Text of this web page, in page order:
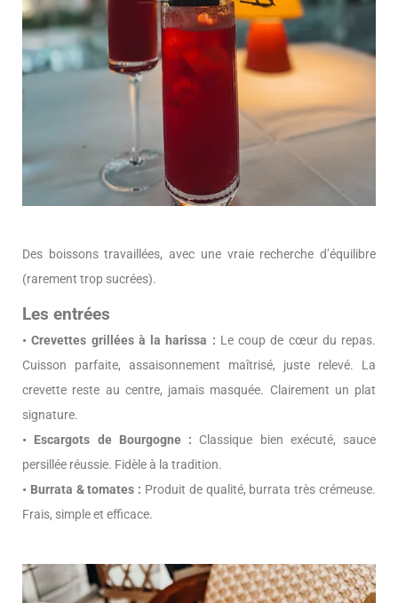
Des boissons travaillées, avec une vraie recherche d’équilibre
(rarement trop sucrées).
Les entrées
• Crevettes grillées à la harissa : Le coup de cœur du repas.
Cuisson parfaite, assaisonnement maîtrisé, juste relevé. La
crevette reste au centre, jamais masquée. Clairement un plat
signature.
• Escargots de Bourgogne : Classique bien exécuté, sauce
persillée réussie. Fidèle à la tradition.
• Burrata & tomates : Produit de qualité, burrata très crémeuse.
Frais, simple et efficace.